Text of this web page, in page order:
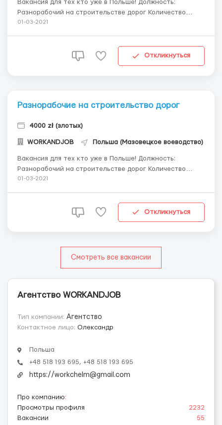
Вакансия для тех кто уже в Польше! Должность:
Разнорабочий на строительстве дорог Количество
вакансий: 15 Опыт работы: не требуется Перечень
город: Siedlce (100 км от Варшавы) Колич...
01-03-2021
Откликнуться
Разнорабочие на строительство дорог
4000 zł (злотых)
WORKANDJOB Польша (Мазовецкое воеводство)
Вакансия для тех кто уже в Польше! Должность:
Разнорабочий на строительстве дорог Количество
вакансий: 15 Опыт работы: не требуется Перечень
город: Siedlce (100 км от Варшавы) Колич...
01-03-2021
Откликнуться
Смотреть все вакансии
Агентство WORKANDJOB
Тип компании: Агентство
Контактное лицо: Oлександр
Польша
+48 518 193 695, +48 518 193 695
https://workchelm@gmail.com
Про компанию:
Просмотры профиля
2232
Вакансии
55